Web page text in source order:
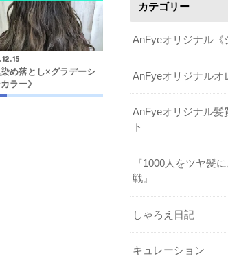
染め落とし×グラデーシ
ラー》
カテゴリー
AnFyeオリジナル《
AnFyeオリジナルオ
AnFyeオリジナル髪
ト
『1000人をツヤ髪
戦』
しゃろえ日記
キュレーション